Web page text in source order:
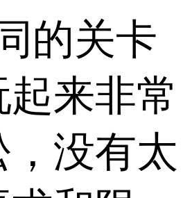
的关卡
来非常
，没有太